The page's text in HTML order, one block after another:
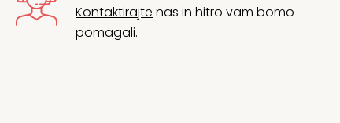
Kontaktirajte nas in hitro vam bomo
pomagali.